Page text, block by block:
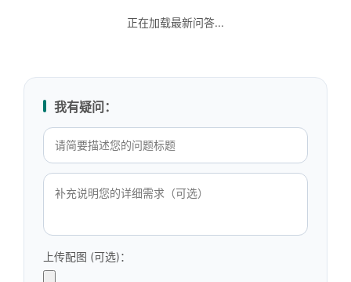
正在加载最新问答...
我有疑问：
上传配图 (可选)：